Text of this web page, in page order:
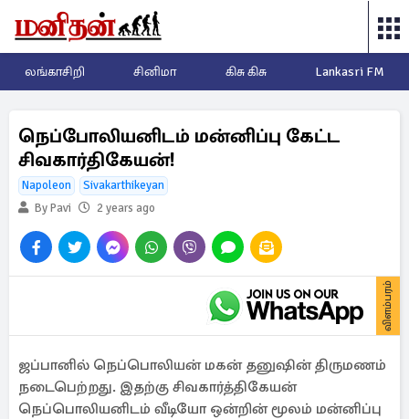
லங்காசிறி சினிமா கிசு கிசு Lankasri FM
நெப்போலியனிடம் மன்னிப்பு கேட்ட
சிவகார்திகேயன்!
Napoleon
Sivakarthikeyan
By Pavi
2 years ago
விளம்பரம்
ஜப்பானில் நெப்பொலியன் மகன் தனுஷின் திருமணம்
நடைபெற்றது. இதற்கு சிவகார்த்திகேயன்
நெப்பொலியனிடம் வீடியோ ஒன்றின் மூலம் மன்னிப்பு